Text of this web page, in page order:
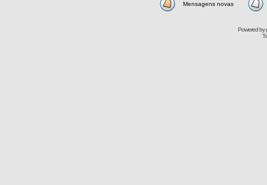
Mensagens novas
Powered by